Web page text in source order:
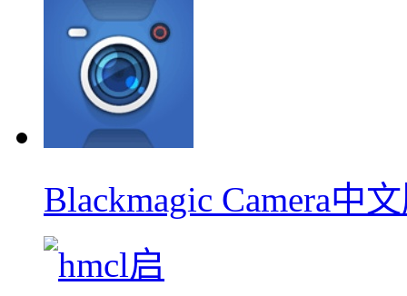
Blackmagic Camera中